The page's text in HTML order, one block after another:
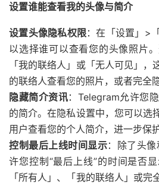
设置谁能查看我的头像与简介
设置头像隐私权限：在「设置」>
以选择谁可以查看您的头像照片
「我的联络人」或「无人可见」
的联络人查看您的照片，或者完全
隐藏简介资讯：Telegram允许您
的简介。在隐私设置中，您可以选
用户查看您的个人简介，进一步保
控制最后上线时间显示：除了头
许您控制“最后上线”的时间是否
「所有人」、「我的联络人」或